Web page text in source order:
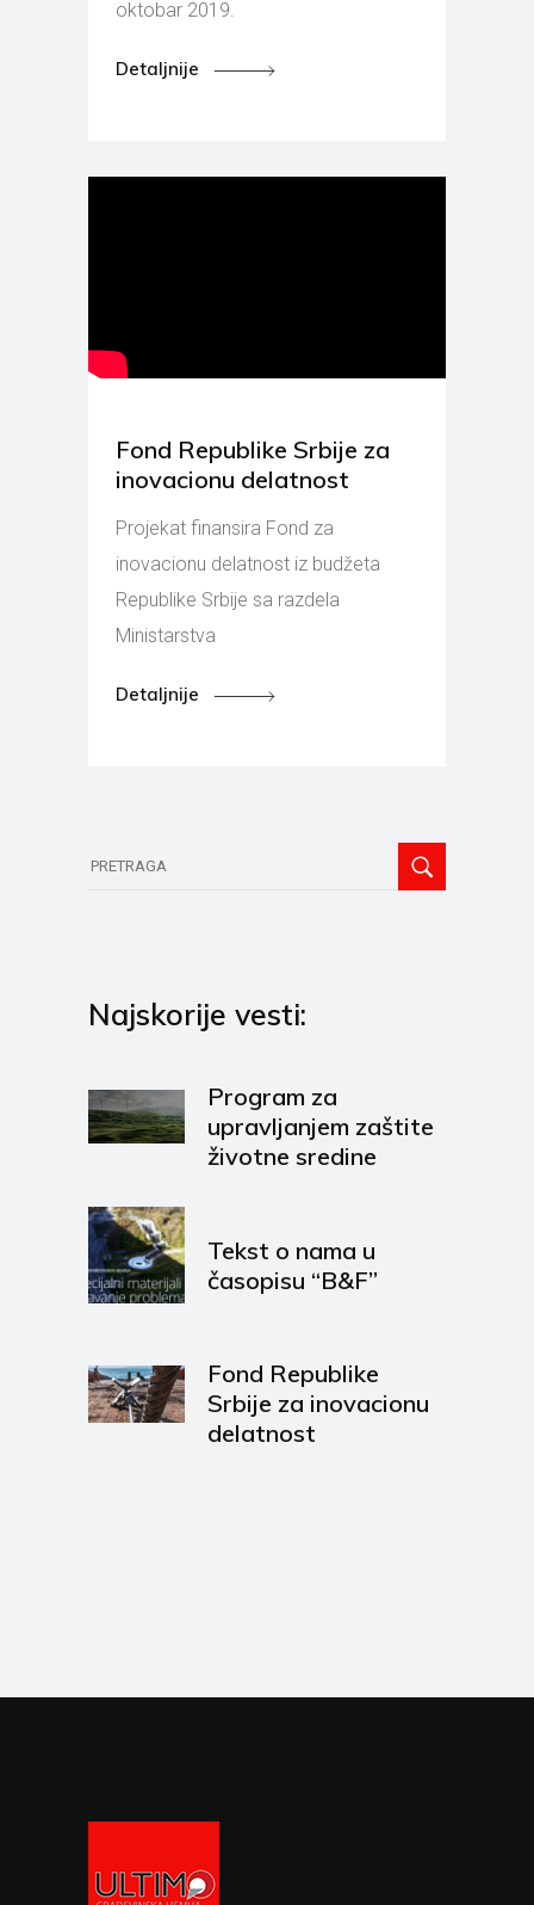
oktobar 2019.
Detaljnije
Fond Republike Srbije za
inovacionu delatnost
Projekat finansira Fond za
inovacionu delatnost iz budžeta
Republike Srbije sa razdela
Ministarstva
Detaljnije
Najskorije vesti:
Program za
upravljanjem zaštite
životne sredine
Tekst o nama u
časopisu “B&F”
Fond Republike
Srbije za inovacionu
delatnost